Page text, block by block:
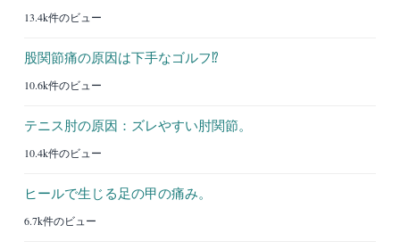
13.4k件のビュー
股関節痛の原因は下手なゴルフ⁉︎
10.6k件のビュー
テニス肘の原因：ズレやすい肘関節。
10.4k件のビュー
ヒールで生じる足の甲の痛み。
6.7k件のビュー